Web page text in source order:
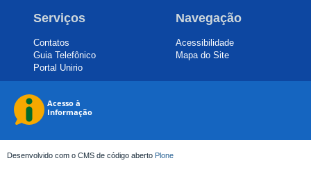
Serviços
Contatos
Guia Telefônico
Portal Unirio
Navegação
Acessibilidade
Mapa do Site
Desenvolvido com o CMS de código aberto Plone